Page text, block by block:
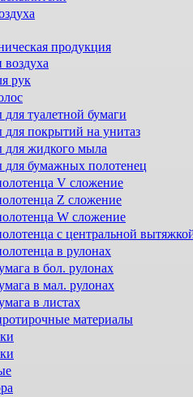
продукция
рук
туалетной бумаги
для покрытий на унитаз
для жидкого мыла
для бумажных полотенец
V сложение
Z сложение
W сложение
с центральной
в рулонах
в бол. рулонах
в мал. рулонах
в листах
материалы